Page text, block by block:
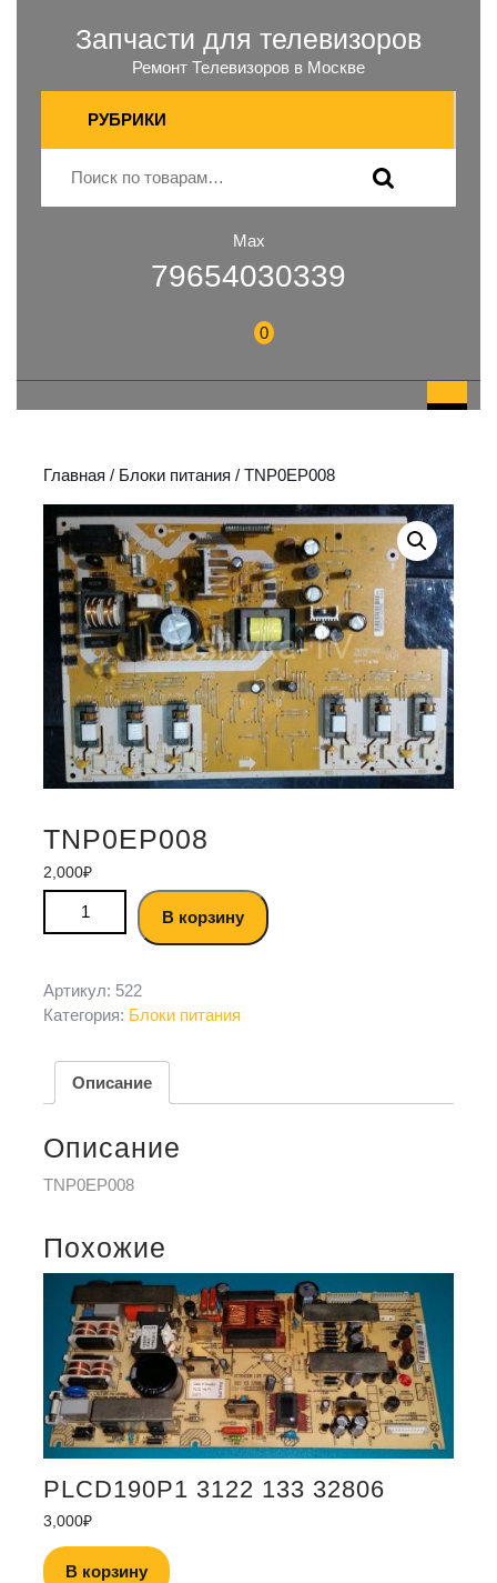
Запчасти для телевизоров
Ремонт Телевизоров в Москве
РУБРИКИ
Max
79654030339
0
Главная / Блоки питания / TNP0EP008
TNP0EP008
2,000₽
В корзину
Артикул: 522
Категория: Блоки питания
Описание
Описание
TNP0EP008
Похожие
PLCD190P1 3122 133 32806
3,000₽
В корзину